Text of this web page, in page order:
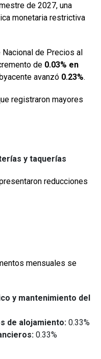
de 2027, una
monetaria restrictiva
Nacional de Precios al
de 0.03% en
avanzó 0.23%.
registraron mayores
y taquerías
reducciones
mensuales se
y mantenimiento del
de alojamiento: 0.33%
0.33%